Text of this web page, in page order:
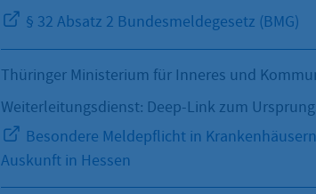
§ 32 Absatz 2 Bundesmeldegesetz (BMG)
Thüringer Ministerium für Inneres und
Weiterleitungsdienst: Deep-Link zum
Besondere Meldepflicht in
Auskunft in Hessen